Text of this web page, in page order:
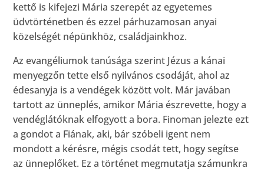
kettő is kifejezi Mária szerepét az egyetemes
üdvtörténetben és ezzel párhuzamosan anyai
közelségét népünkhöz, családjainkhoz.
Az evangéliumok tanúsága szerint Jézus a kánai
menyegzőn tette első nyilvános csodáját, ahol az
édesanyja is a vendégek között volt. Már javában
tartott az ünneplés, amikor Mária észrevette, hogy a
vendéglátóknak elfogyott a bora. Finoman jelezte ezt
a gondot a Fiának, aki, bár szóbeli igent nem
mondott a kérésre, mégis csodát tett, hogy segítse
az ünneplőket. Ez a történet megmutatja számunkra